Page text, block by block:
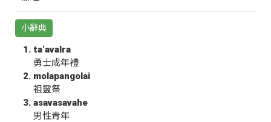
小辭典
ta‘avalra
勇士成年禮
molapangolai
祖靈祭
asavasavahe
男性青年